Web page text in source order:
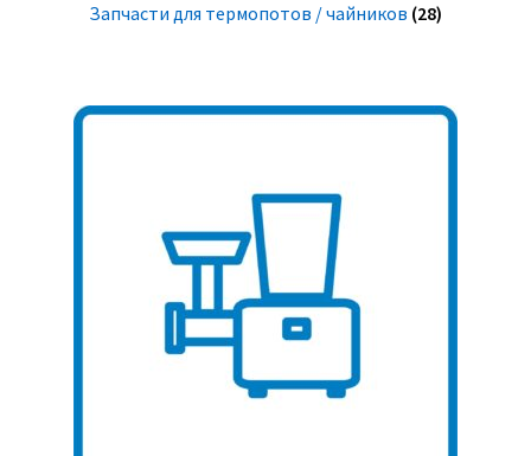
Запчасти для термопотов / чайников (28)